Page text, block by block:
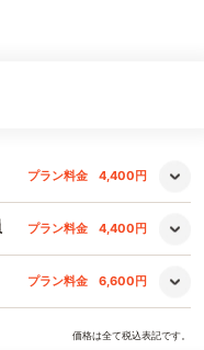
プラン料金 4,400円
プラン料金 4,400円
プラン料金 6,600円
価格は全て税込表記です。